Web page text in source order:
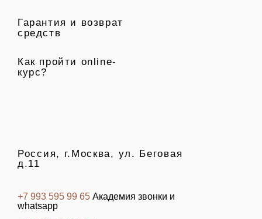
Гарантия и возврат
средств
Как пройти online-
курс?
Россия, г.Москва, ул. Беговая
д.11
+7 993 595 99 65 Академия звонки и
whatsapp